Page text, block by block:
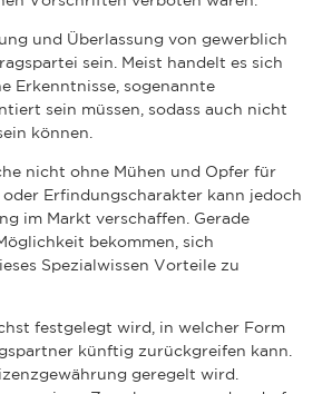
und Überlassung von gewerblich
sein. Meist handelt es sich
Erkenntnisse, sogenannte
sein müssen, sodass auch nicht
können.
nicht ohne Mühen und Opfer für
Erfindungscharakter kann jedoch
im Markt verschaffen. Gerade
bekommen, sich
Spezialwissen Vorteile zu
festgelegt wird, in welcher Form
künftig zurückgreifen kann.
geregelt wird.